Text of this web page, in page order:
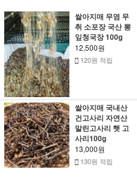
쌀아지매 무염 무
취 소포장 국산 뽕
잎청국장 100g
12,500원
120원 적립
쌀아지매 국내산
건고사리 자연산
말린고사리 햇 고
사리100g
13,000원
130원 적립